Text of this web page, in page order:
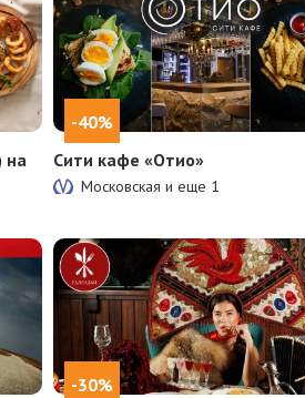
на
-40%
Сити кафе «Отио»
Московская и еще 1
-30%